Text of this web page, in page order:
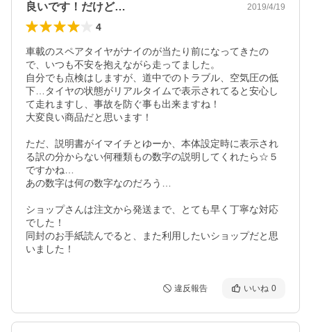
良いです！だけど… 2019/4/19
4
車載のスペアタイヤがナイのが当たり前になってきたの
で、いつも不安を抱えながら走ってました。
自分でも点検はしますが、道中でのトラブル、空気圧の低
下…タイヤの状態がリアルタイムで表示されてると安心し
て走れますし、事故を防ぐ事も出来ますね！
大変良い商品だと思います！
ただ、説明書がイマイチとゆーか、本体設定時に表示され
る訳の分からない何種類もの数字の説明してくれたら☆５
ですかね…
あの数字は何の数字なのだろう…
ショップさんは注文から発送まで、とても早く丁寧な対応
でした！
同封のお手紙読んでると、また利用したいショップだと思
いました！
違反報告 いいね 0